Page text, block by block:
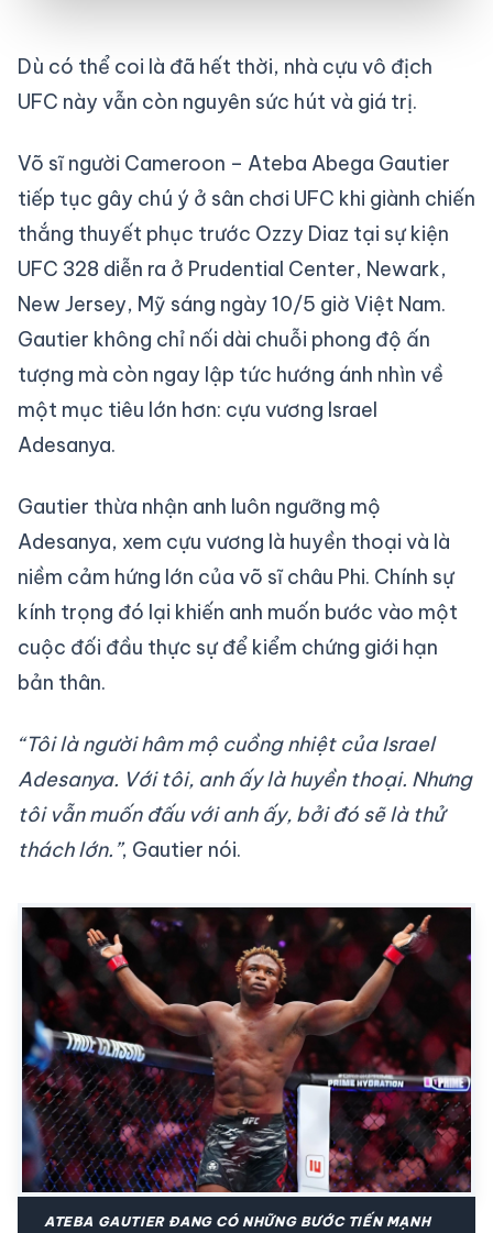
Dù có thể coi là đã hết thời, nhà cựu vô địch
UFC này vẫn còn nguyên sức hút và giá trị.
Võ sĩ người Cameroon – Ateba Abega Gautier
tiếp tục gây chú ý ở sân chơi UFC khi giành chiến
thắng thuyết phục trước Ozzy Diaz tại sự kiện
UFC 328 diễn ra ở Prudential Center, Newark,
New Jersey, Mỹ sáng ngày 10/5 giờ Việt Nam.
Gautier không chỉ nối dài chuỗi phong độ ấn
tượng mà còn ngay lập tức hướng ánh nhìn về
một mục tiêu lớn hơn: cựu vương Israel
Adesanya.
Gautier thừa nhận anh luôn ngưỡng mộ
Adesanya, xem cựu vương là huyền thoại và là
niềm cảm hứng lớn của võ sĩ châu Phi. Chính sự
kính trọng đó lại khiến anh muốn bước vào một
cuộc đối đầu thực sự để kiểm chứng giới hạn
bản thân.
“Tôi là người hâm mộ cuồng nhiệt của Israel
Adesanya. Với tôi, anh ấy là huyền thoại. Nhưng
tôi vẫn muốn đấu với anh ấy, bởi đó sẽ là thử
thách lớn.”, Gautier nói.
ATEBA GAUTIER ĐANG CÓ NHỮNG BƯỚC TIẾN MẠNH